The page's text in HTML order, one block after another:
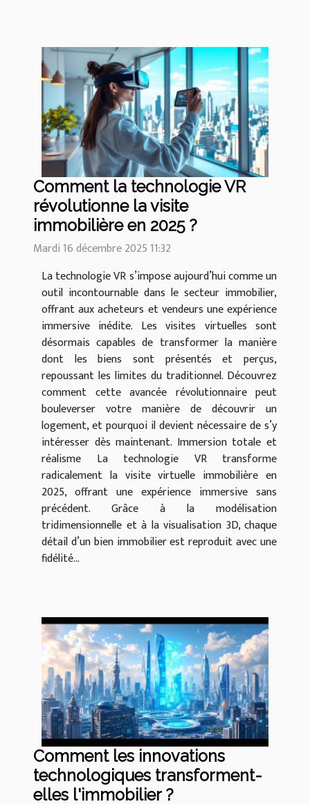
Comment la technologie VR
révolutionne la visite
immobilière en 2025 ?
Mardi 16 décembre 2025 11:32
La technologie VR s’impose aujourd’hui comme un
outil incontournable dans le secteur immobilier,
offrant aux acheteurs et vendeurs une expérience
immersive inédite. Les visites virtuelles sont
désormais capables de transformer la manière
dont les biens sont présentés et perçus,
repoussant les limites du traditionnel. Découvrez
comment cette avancée révolutionnaire peut
bouleverser votre manière de découvrir un
logement, et pourquoi il devient nécessaire de s’y
intéresser dès maintenant. Immersion totale et
réalisme La technologie VR transforme
radicalement la visite virtuelle immobilière en
2025, offrant une expérience immersive sans
précédent. Grâce à la modélisation
tridimensionnelle et à la visualisation 3D, chaque
détail d’un bien immobilier est reproduit avec une
fidélité...
Comment les innovations
technologiques transforment-
elles l'immobilier ?